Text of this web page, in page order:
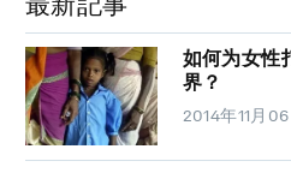
如何为女性
界？
2014年11月06